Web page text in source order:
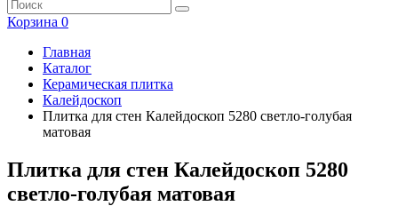
Корзина 0
Главная
Каталог
Керамическая плитка
Калейдоскоп
Плитка для стен Калейдоскоп 5280 светло-голубая
матовая
Плитка для стен Калейдоскоп 5280
светло-голубая матовая